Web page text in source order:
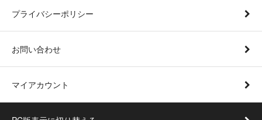
プライバシーポリシー
お問い合わせ
マイアカウント